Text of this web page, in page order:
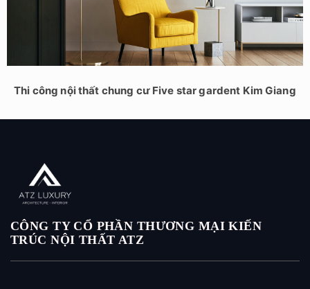
Thi công nội thất chung cư Five star gardent Kim Giang
CÔNG TY CỔ PHẦN THƯƠNG MẠI KIẾN
TRÚC NỘI THẤT ATZ